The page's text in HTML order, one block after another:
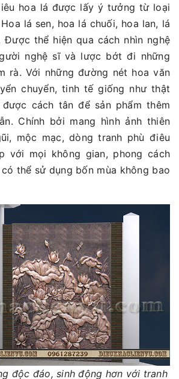
hoa lá được lấy ý tưởng từ loại
lá sen, hoa lá chuối, hoa lan, lá
Được thể hiện qua cách nhìn nghệ
nghệ sĩ và lược bớt đi những
rà. Với những đường nét hoa văn
chuyển, tinh tế giống như thật
cách tân để sản phẩm thêm
Chính bởi mang hình ảnh thiên
mộc mạc, dòng tranh phù điêu
với mọi không gian, phong cách
thể sử dụng bốn mùa không bao
độc đáo, sinh động hơn với tranh